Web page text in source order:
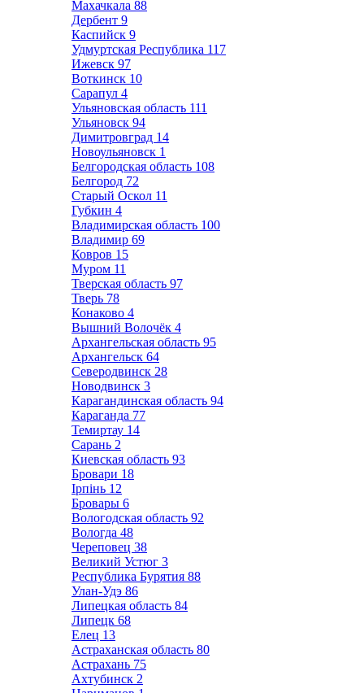
Махачкала 88
Дербент 9
Каспийск 9
Удмуртская Республика 117
Ижевск 97
Воткинск 10
Сарапул 4
Ульяновская область 111
Ульяновск 94
Димитровград 14
Новоульяновск 1
Белгородская область 108
Белгород 72
Старый Оскол 11
Губкин 4
Владимирская область 100
Владимир 69
Ковров 15
Муром 11
Тверская область 97
Тверь 78
Конаково 4
Вышний Волочёк 4
Архангельская область 95
Архангельск 64
Северодвинск 28
Новодвинск 3
Карагандинская область 94
Караганда 77
Темиртау 14
Сарань 2
Киевская область 93
Бровари 18
Ірпінь 12
Бровары 6
Вологодская область 92
Вологда 48
Череповец 38
Великий Устюг 3
Республика Бурятия 88
Улан-Удэ 86
Липецкая область 84
Липецк 68
Елец 13
Астраханская область 80
Астрахань 75
Ахтубинск 2